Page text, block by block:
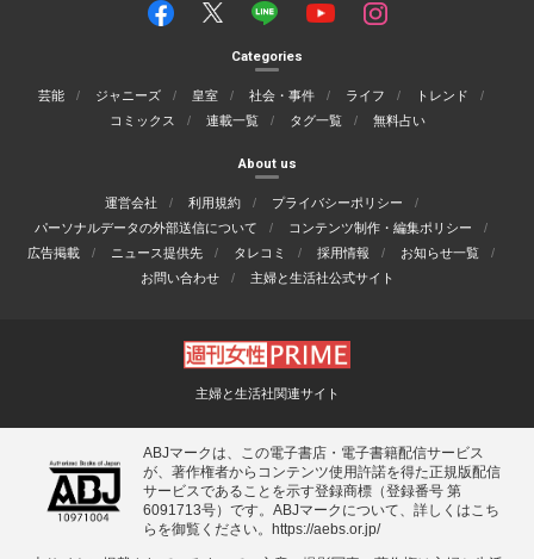
Categories
芸能 ジャニーズ 皇室 社会・事件 ライフ
トレンド
コミックス
連載一覧 タグ一覧 無料占い
About us
運営会社 利用規約
プライバシーポリシー
パーソナルデータの外部送信について
コンテンツ制作・編集ポリシー
広告掲載
ニュース提供先 タレコミ 採用情報
お知らせ一覧
お問い合わせ
主婦と生活社公式サイト
主婦と生活社関連サイト
ABJマークは、この電子書店・電子書籍配信サービス
が、著作権者からコンテンツ使用許諾を得た正規版配信
サービスであることを示す登録商標（登録番号 第
6091713号）です。ABJマークについて、詳しくはこち
らを御覧ください。
https://aebs.or.jp/